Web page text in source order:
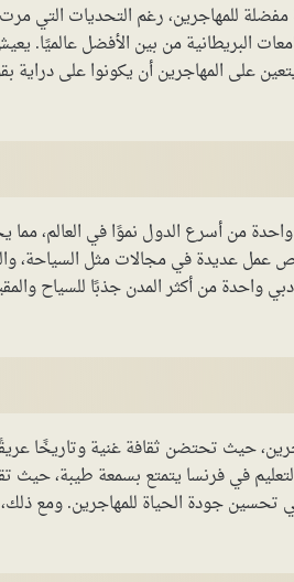
للمهاجرين، رغم التحديات التي
البريطانية من بين الأفضل عالميًا.
على المهاجرين أن يكونوا على دراية
واحدة من أسرع الدول نموًا في العالم،
عمل عديدة في مجالات مثل السياحة،
واحدة من أكثر المدن جذبًا للسياح
حيث تحتضن ثقافة غنية وتاريخًا
في فرنسا يتمتع بسمعة طيبة،
جودة الحياة للمهاجرين. ومع ذلك،